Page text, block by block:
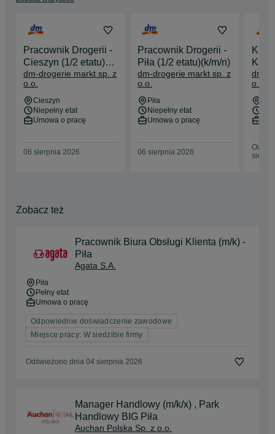
Tworzenie czegoś nowego i ulepszanie wymaga odwagi,
jest inny, postrzegamy od zawsze jako szansę rozwoju i
naszej wspólnej pracy jest łączenie różnych osobowości,
wiedzy i umiejętności. Oczywiście, nie jest to najprostsza
droga, jako że zrozumienie wielu perspektyw wymaga
wytrwałości. Doświadczenie podpowiada nam jednak, że jest to
optymalna droga do osiągnięcia najlepszego rozwiązania.
Pracownik Drogerii -
Cieszyn (1/2 etatu)
(k/m/n)
dm-drogerie markt sp. z
o.o.
Cieszyn
Niepełny etat
Umowa o pracę
06 sierpnia 2026
Pracownik Drogerii -
Piła (1/2 etatu)(k/m/n)
dm-drogerie markt sp. z
o.o.
Piła
Niepełny etat
Umowa o pracę
06 sierpnia 2026
dm-
o.o.
Zobacz też
Pracownik Biura Obsługi Klienta (m/k) -
Piła
Agata S.A.
Piła
Pełny etat
Umowa o pracę
Odpowiednie doświadczenie zawodowe
Miejsce pracy: W siedzibie firmy
Odświeżono dnia 04 sierpnia 2026
Manager Handlowy (m/k/x)​ , Park
Handlowy BIG Piła
Auchan Polska Sp. z o.o.